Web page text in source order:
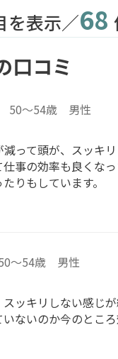
を表示／68
口コミ
50～54歳 男性
って頭が、スッキ
事の効率も良くな
りもしています。
～54歳 男性
ッキリしない感じ
ないのか今のとこ